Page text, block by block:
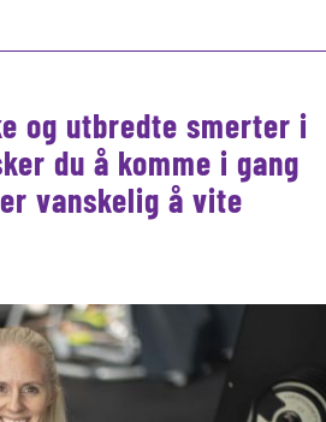
og utbredte smerter i
du å komme i gang
vanskelig å vite